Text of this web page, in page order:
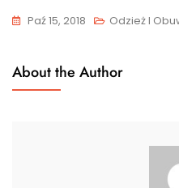
Paź 15, 2018 Odzież I
About the Author